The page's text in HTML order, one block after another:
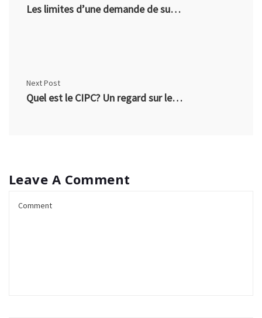
Les limites d’une demande de suspension de casier
Next Post
Quel est le CIPC? Un regard sur le Centre d’Informations de la Police Canadienne
Leave A Comment